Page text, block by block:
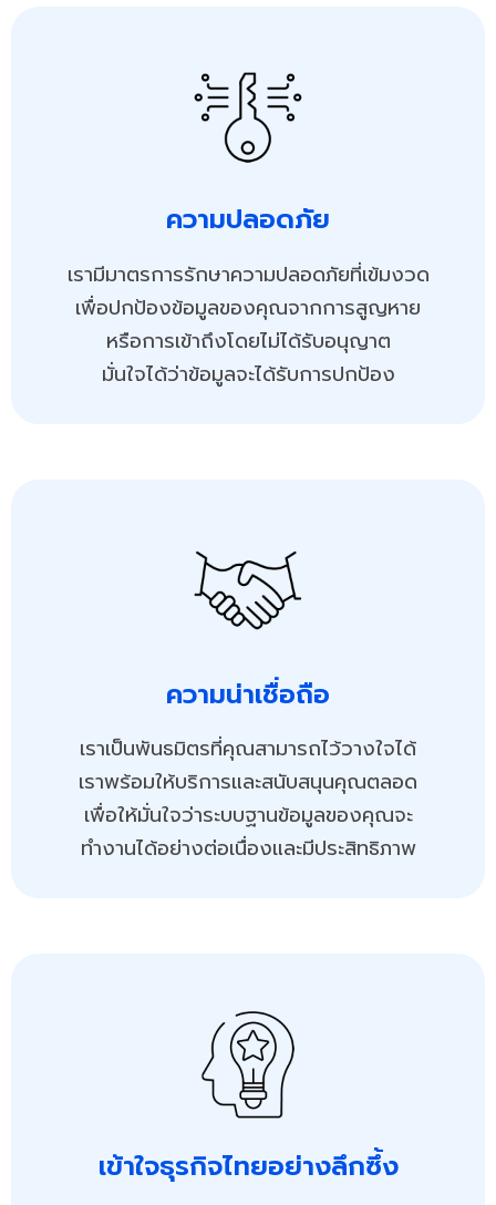
ความปลอดภัย
เรามีมาตรการรักษาความปลอดภัยที่เข้มงวด
เพื่อปกป้องข้อมูลของคุณจากการสูญหาย
หรือการเข้าถึงโดยไม่ได้รับอนุญาต​
มั่นใจได้ว่าข้อมูลจะได้รับการปกป้อง
ความน่าเชื่อถือ
เราเป็นพันธมิตรที่คุณสามารถไว้วางใจได้
เราพร้อมให้บริการและสนับสนุนคุณตลอด
เพื่อให้มั่นใจว่าระบบฐานข้อมูลของคุณจะ
ทำงานได้อย่างต่อเนื่องและมีประสิทธิภาพ​
เข้าใจธุรกิจไทยอย่างลึกซึ้ง